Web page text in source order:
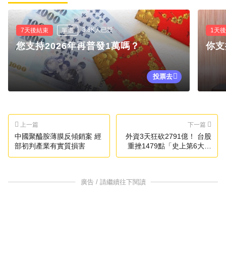
7天後結束 單選 3.8K人已投
您支持2026年再普發1萬嗎？
投票去
1天
你
上一篇
中國聚醯胺薄膜反傾銷案 經
部初判產業有實質損害
下一篇
外資3天狂砍2791億！ 台股
重挫1479點「史上第6大」
網驚：是誰在接刀
廣告 / 請繼續往下閱讀